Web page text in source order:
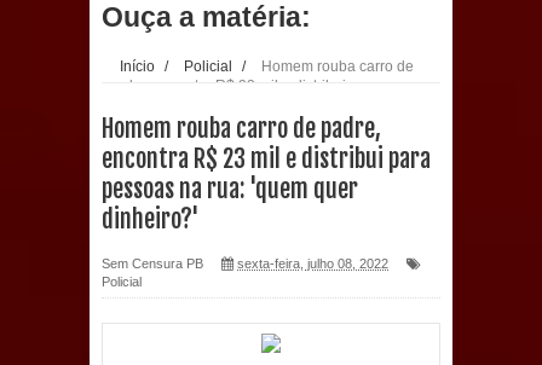
com a saúde bucal em Marí
PDT da Paraíba faz reunião
Prefeitura de Sapé paga salários
dentro do mês trabalhado e injeta R$
Ouça a matéria:
Início / Policial /
Homem rouba carro de
padre, encontra R$ 23 mil e distribui para
Homem rouba carro de padre,
encontra R$ 23 mil e distribui para
pessoas na rua: 'quem quer
dinheiro?'
Sem Censura PB
sexta-feira, julho 08, 2022
Policial